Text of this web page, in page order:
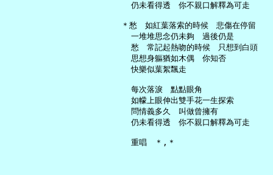
     仍未看得透　你不親口解釋為可走
   ＊愁　如紅葉落索的時候　悲傷在停留
     一堆堆思念仍未夠　過後仍是
     愁　常記起熱吻的時候　只想到白頭
     思想身軀猶如木偶　你知否
     快樂似葉絮飄走
     每次落淚　點點眼角
     如幪上眼伸出雙手花一生探索
     問情義多久　叫做曾擁有
     仍未看得透　你不親口解釋為可走